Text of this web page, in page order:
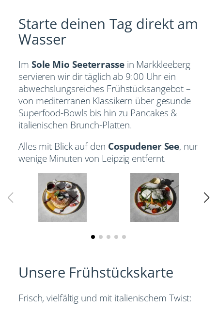
Starte deinen Tag direkt am
Wasser
Im Sole Mio Seeterrassein Markkleeberg
servieren wir dir täglich ab 9:00 Uhr ein
abwechslungsreiches Frühstücksangebot –
von mediterranen Klassikern über gesunde
Superfood-Bowls bis hin zu Pancakes &
italienischen Brunch-Platten.
Alles mit Blick auf den Cospudener See, nur
wenige Minuten von Leipzig entfernt.
Unsere Frühstückskarte
Frisch, vielfältig und mit italienischem Twist: